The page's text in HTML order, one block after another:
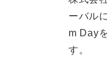
ーバル
m Day
す。